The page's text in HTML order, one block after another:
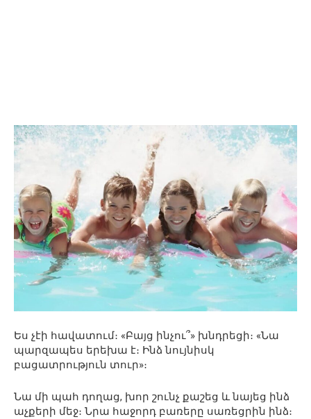
Ես չէի հավատում։ «Բայց ինչու՞» խնդրեցի։ «Նա
պարզապես երեխա է։ Ինձ նույնիսկ
բացատրություն տուր»։
Նա մի պահ դողաց, խոր շունչ քաշեց և նայեց ինձ
աչքերի մեջ։ Նրա հաջորդ բառերը սառեցրին ինձ։